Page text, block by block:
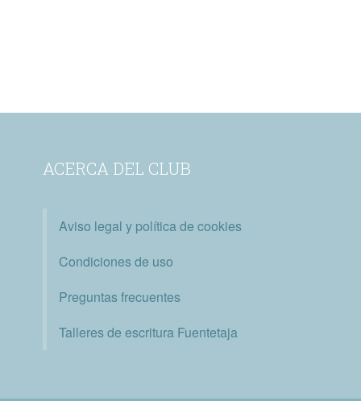
ACERCA DEL CLUB
Aviso legal y política de cookies
Condiciones de uso
Preguntas frecuentes
Talleres de escritura Fuentetaja